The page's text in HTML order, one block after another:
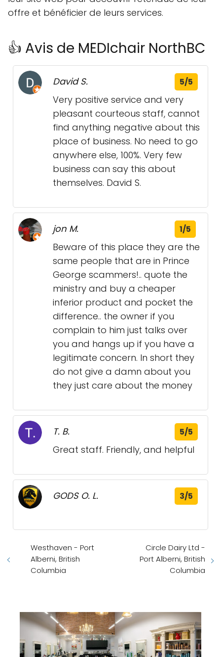
offre et bénéficier de leurs services.
👍 Avis de MEDIchair NorthBC
David S. 5/5
Very positive service and very
pleasant courteous staff, cannot
find anything negative about this
place of business. No need to go
anywhere else, 100%. Very few
business can say this about
themselves. David S.
jon M. 1/5
Beware of this place they are the
same people that are in Prince
George scammers!.. quote the
ministry and buy a cheaper
inferior product and pocket the
difference.. the owner if you
complain to him just talks over
you and hangs up if you have a
legitimate concern. In short they
do not give a damn about you
they just care about the money
T. B. 5/5
Great staff. Friendly, and helpful
GODS O. L. 3/5
Westhaven - Port
Alberni, British
Columbia
Circle Dairy Ltd -
Port Alberni, British
Columbia